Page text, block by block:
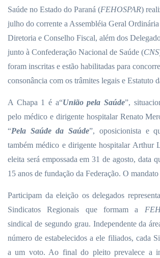
Saúde no Estado do Paraná (FEHOSPAR)
julho do corrente a Assembléia Geral Ordinária
Diretoria e Conselho Fiscal, além dos
junto à Confederação Nacional de Saúde (CNS
foram inscritas e estão habilitadas para
consonância com os trâmites legais e Estatuto
A Chapa 1 é a“União pela Saúde”,
pelo médico e dirigente hospitalar Renato
“Pela Saúde da Saúde”, oposicionista e
também médico e dirigente hospitalar Arthur
eleita será empossada em 31 de agosto, data
15 anos de fundação da Federação. O mandato
Participam da eleição os delegados
Sindicatos Regionais que formam a
sindical de segundo grau. Independente da
número de estabelecidos a ele filiados, cada
a um voto. Ao final do pleito prevalece a